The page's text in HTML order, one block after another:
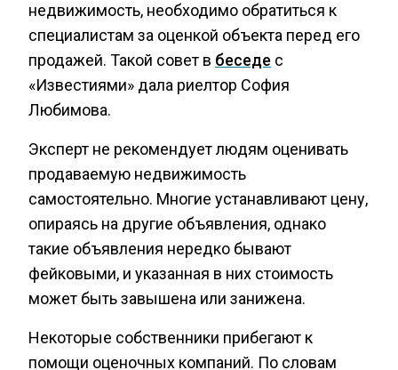
недвижимость, необходимо обратиться к
специалистам за оценкой объекта перед его
продажей. Такой совет в беседе с
«Известиями» дала риелтор София
Любимова.
Эксперт не рекомендует людям оценивать
продаваемую недвижимость
самостоятельно. Многие устанавливают цену,
опираясь на другие объявления, однако
такие объявления нередко бывают
фейковыми, и указанная в них стоимость
может быть завышена или занижена.
Некоторые собственники прибегают к
помощи оценочных компаний. По словам